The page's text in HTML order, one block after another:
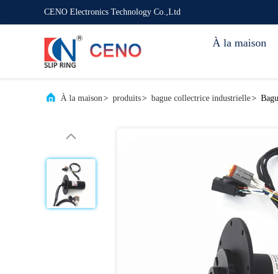
CENO Electronics Technology Co.,Ltd
À la maison
À la maison> produits> bague collectrice industrielle>